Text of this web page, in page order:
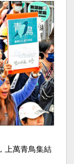
上萬青鳥集結